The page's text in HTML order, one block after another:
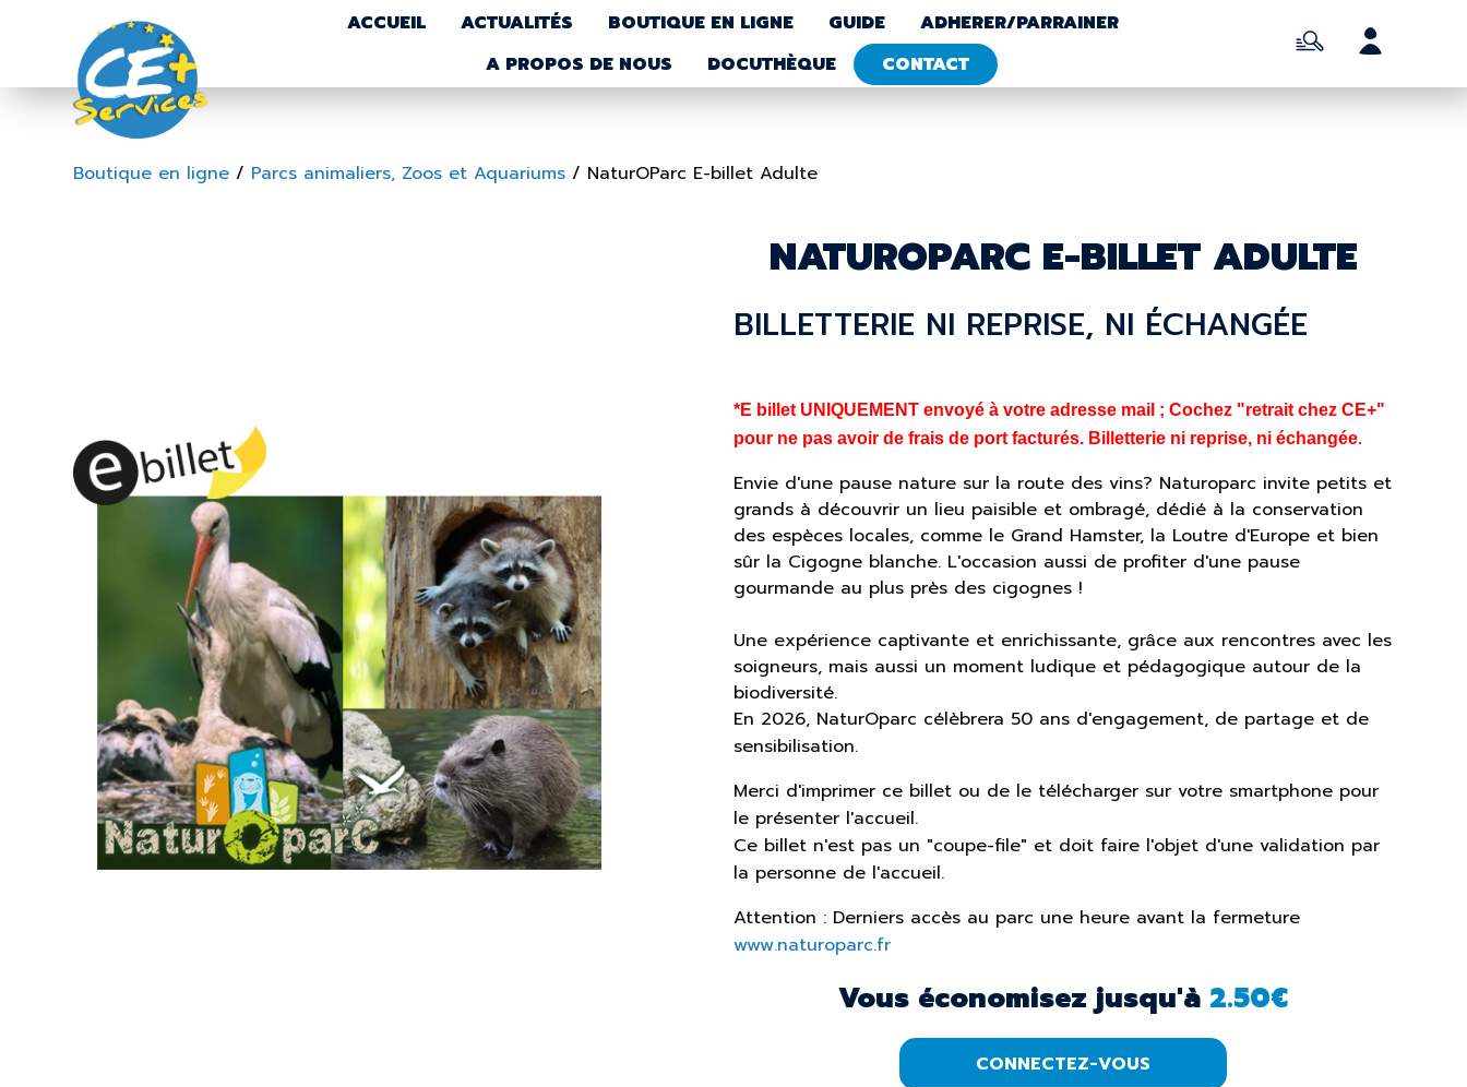
ACCUEIL ACTUALITÉS BOUTIQUE EN LIGNE GUIDE
ADHERER/PARRAINER
A PROPOS DE NOUS
DOCUTHÈQUE CONTACT
Boutique en ligne / Parcs animaliers, Zoos et Aquariums / NaturOParc E-billet Adulte
NATUROPARC E-BILLET ADULTE
BILLETTERIE NI REPRISE, NI ÉCHANGÉE
*E billet UNIQUEMENT envoyé à votre adresse mail ; Cochez "retrait chez CE+"
pour ne pas avoir de frais de port facturés. Billetterie ni reprise, ni échangée.
Envie d'une pause nature sur la route des vins? Naturoparc invite petits et
grands à découvrir un lieu paisible et ombragé, dédié à la conservation
des espèces locales, comme le Grand Hamster, la Loutre d'Europe et bien
sûr la Cigogne blanche. L'occasion aussi de profiter d'une pause
gourmande au plus près des cigognes !
Une expérience captivante et enrichissante, grâce aux rencontres avec les
soigneurs, mais aussi un moment ludique et pédagogique autour de la
biodiversité.
En 2026, NaturOparc célèbrera 50 ans d'engagement, de partage et de
sensibilisation.
Merci d'imprimer ce billet ou de le télécharger sur votre smartphone pour
le présenter l'accueil.
Ce billet n'est pas un "coupe-file" et doit faire l'objet d'une validation par
la personne de l'accueil.
Attention : Derniers accès au parc une heure avant la fermeture
www.naturoparc.fr
Vous économisez jusqu'à 2.50€
CONNECTEZ-VOUS